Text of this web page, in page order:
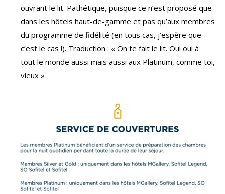
ouvrant le lit. Pathétique, puisque ce n’est proposé que
dans les hôtels haut-de-gamme et pas qu’aux membres
du programme de fidélité (en tous cas, j’espère que
c’est le cas !). Traduction : « On te fait le lit. Oui oui à
tout le monde aussi mais aussi aux Platinum, comme toi,
vieux »